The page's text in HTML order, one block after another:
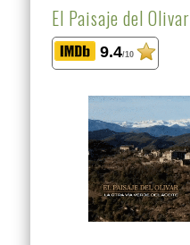
El Paisaje del Olivar
9.4/10